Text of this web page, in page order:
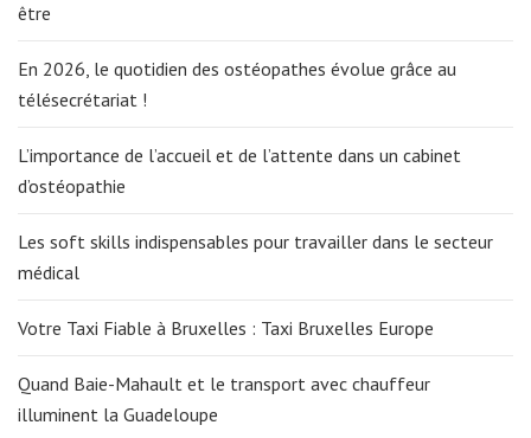
être
En 2026, le quotidien des ostéopathes évolue grâce au
télésecrétariat !
L’importance de l’accueil et de l’attente dans un cabinet
d’ostéopathie
Les soft skills indispensables pour travailler dans le secteur
médical
Votre Taxi Fiable à Bruxelles : Taxi Bruxelles Europe
Quand Baie-Mahault et le transport avec chauffeur
illuminent la Guadeloupe